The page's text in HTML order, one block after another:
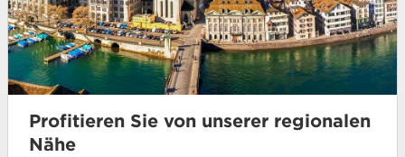
Profitieren Sie von unserer regionalen
Nähe